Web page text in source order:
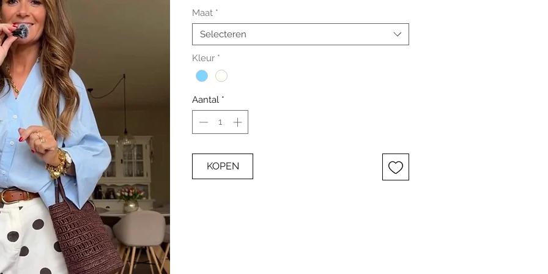
Maat *
Selecteren
Kleur *
Aantal *
KOPEN